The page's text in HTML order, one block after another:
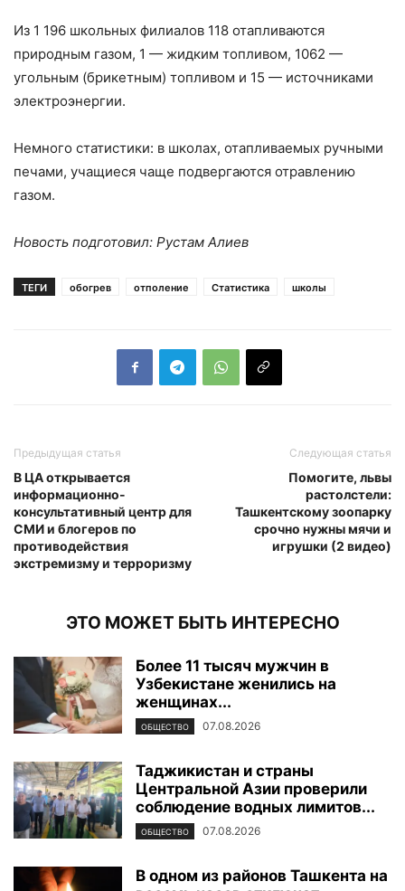
Из 1 196 школьных филиалов 118 отапливаются
природным газом, 1 — жидким топливом, 1062 —
угольным (брикетным) топливом и 15 — источниками
электроэнергии.
Немного статистики: в школах, отапливаемых ручными
печами, учащиеся чаще подвергаются отравлению
газом.
Новость подготовил: Рустам Алиев
ТЕГИ обогрев отполение Статистика школы
Предыдущая статья
В ЦА открывается
информационно-
консультативный центр для
СМИ и блогеров по
противодействия
экстремизму и терроризму
Следующая статья
Помогите, львы
растолстели:
Ташкентскому зоопарку
срочно нужны мячи и
игрушки (2 видео)
ЭТО МОЖЕТ БЫТЬ ИНТЕРЕСНО
Более 11 тысяч мужчин в
Узбекистане женились на
женщинах...
ОБЩЕСТВО 07.08.2026
Таджикистан и страны
Центральной Азии проверили
соблюдение водных лимитов...
ОБЩЕСТВО 07.08.2026
В одном из районов Ташкента на